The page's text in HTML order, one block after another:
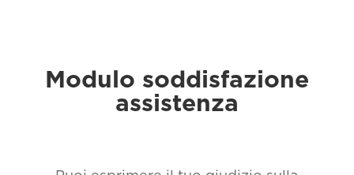
Modulo soddisfazione
assistenza